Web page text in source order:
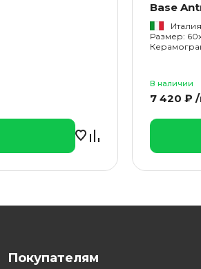
Base
Италия
Размер:
В наличии
7 420 ₽
Покупателям